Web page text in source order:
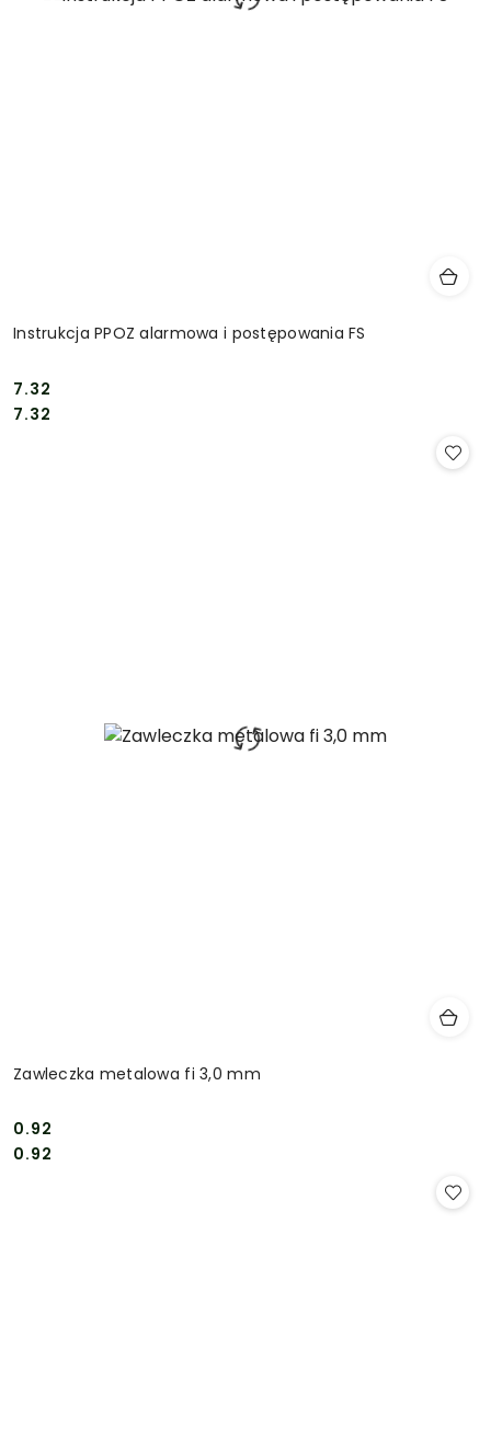
Instrukcja PPOZ alarmowa i postępowania FS
Cena:
7.32
Cena:
7.32
Zawleczka metalowa fi 3,0 mm
Cena:
0.92
Cena:
0.92